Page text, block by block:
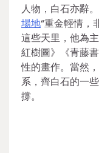
人物，白石亦辭
場地“重金輕情，
這些天里，他為
紅樹圖》《青藤
性的畫作。當然
系，齊白石的一
撐。